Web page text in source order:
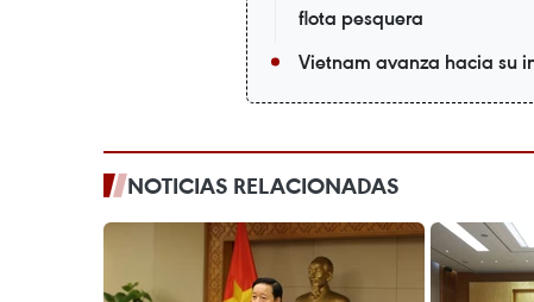
flota pesquera
Vietnam avanza hacia su
NOTICIAS RELACIONADAS